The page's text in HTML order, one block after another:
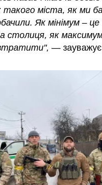
такого міста, як ми
Як мінімум – це
столиця, як
втратити", — зауважує